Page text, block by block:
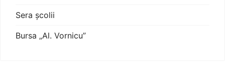
Sera școlii
Bursa „Al. Vornicu”